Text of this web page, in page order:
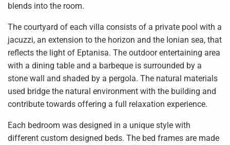
blends into the room.
The courtyard of each villa consists of a private pool with a
jacuzzi, an extension to the horizon and the Ionian sea, that
reflects the light of Eptanisa. The outdoor entertaining area
with a dining table and a barbeque is surrounded by a
stone wall and shaded by a pergola. The natural materials
used bridge the natural environment with the building and
contribute towards offering a full relaxation experience.
Each bedroom was designed in a unique style with
different custom designed beds. The bed frames are made